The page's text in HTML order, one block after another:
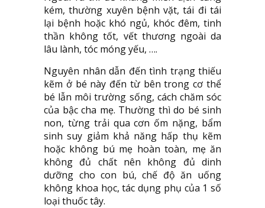
kém, thường xuyên bệnh vặt, tái đi tái
lại bệnh hoặc khó ngủ, khóc đêm, tinh
thần không tốt, vết thương ngoài da
lâu lành, tóc móng yếu, ….
Nguyên nhân dẫn đến tình trạng thiếu
kẽm ở bé này đến từ bên trong cơ thể
bé lẫn môi trường sống, cách chăm sóc
của bậc cha mẹ. Thường thì do bé sinh
non, từng trải qua cơn ốm nặng, bẩm
sinh suy giảm khả năng hấp thụ kẽm
hoặc không bú mẹ hoàn toàn, mẹ ăn
không đủ chất nên không đủ dinh
dưỡng cho con bú, chế độ ăn uống
không khoa học, tác dụng phụ của 1 số
loại thuốc tây.